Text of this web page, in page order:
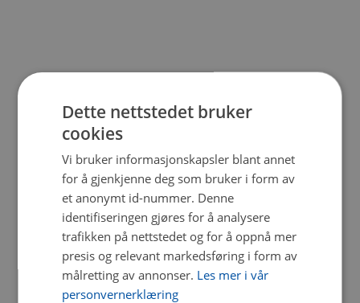
Dette nettstedet bruker
cookies
Vi bruker informasjonskapsler blant annet
for å gjenkjenne deg som bruker i form av
et anonymt id-nummer. Denne
identifiseringen gjøres for å analysere
trafikken på nettstedet og for å oppnå mer
presis og relevant markedsføring i form av
målretting av annonser. Les mer i vår
personvernerklæring